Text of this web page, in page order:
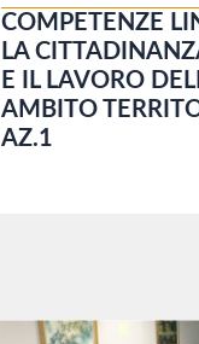
COMPETENZE
LA
E IL LAVORO
AMBITO
AZ.1